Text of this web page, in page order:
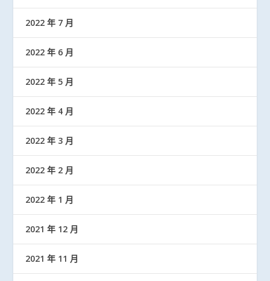
2022 年 7 月
2022 年 6 月
2022 年 5 月
2022 年 4 月
2022 年 3 月
2022 年 2 月
2022 年 1 月
2021 年 12 月
2021 年 11 月